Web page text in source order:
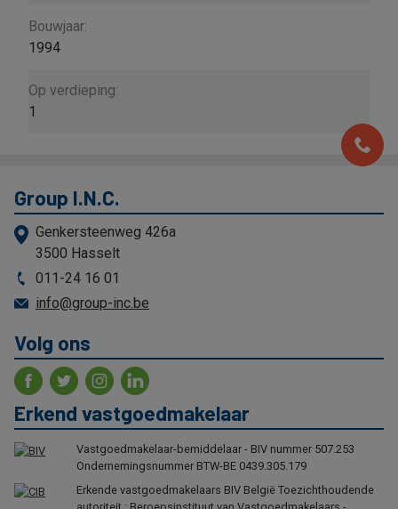
Bouwjaar:
1994
Op verdieping:
1
Group I.N.C.
Genkersteenweg 426a
3500 Hasselt
011-24 16 01
info@group-inc.be
Volg ons
Erkend vastgoedmakelaar
Vastgoedmakelaar-bemiddelaar - BIV nummer 507.253
Ondernemingsnummer BTW-BE 0439.305.179
Erkende vastgoedmakelaars BIV België Toezichthoudende